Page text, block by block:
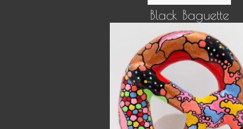
Black Baguette